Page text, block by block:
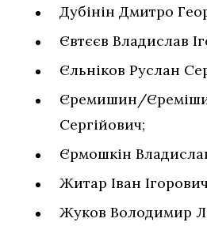
Дубінін Дмитро
Євтєєв Владислав
Єльніков Руслан
Єремишин/
Сергійович;
Єрмошкін
Житар Іван
Жуков Володимир